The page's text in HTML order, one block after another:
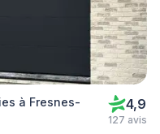
à Fresnes-
4,9
127 avis